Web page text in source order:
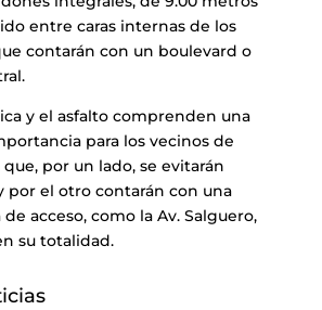
entre caras internas de los
contarán con un boulevard o
y el asfalto comprenden una
para los vecinos de
por un lado, se evitarán
por el otro contarán con una
acceso, como la Av. Salguero,
su totalidad.